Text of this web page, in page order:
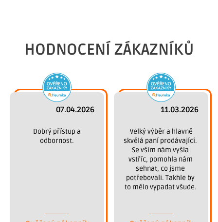
HODNOCENÍ ZÁKAZNÍKŮ
07.04.2026
odbornost.
11.03.2026
skvělá paní prodávající.
Se vším nám vyšla
vstříc, pomohla nám
sehnat, co jsme
potřebovali. Takhle by
to mělo vypadat všude.